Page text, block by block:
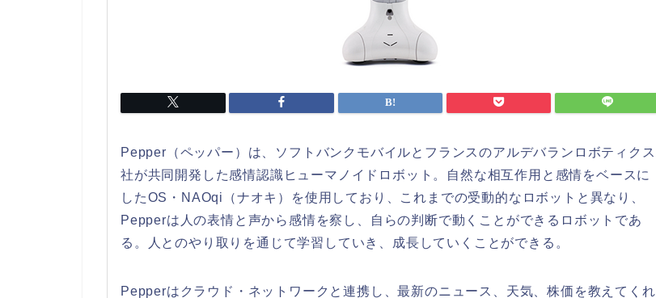
Pepper（ペッパー）は、ソフトバンクモバイルとフランスのアルデバランロボティクス
社が共同開発した感情認識ヒューマノイドロボット。自然な相互作用と感情をベースに
したOS・NAOqi（ナオキ）を使用しており、これまでの受動的なロボットと異なり、
Pepperは人の表情と声から感情を察し、自らの判断で動くことができるロボットであ
る。人とのやり取りを通じて学習していき、成長していくことができる。
Pepperはクラウド・ネットワークと連携し、最新のニュース、天気、株価を教えてくれ